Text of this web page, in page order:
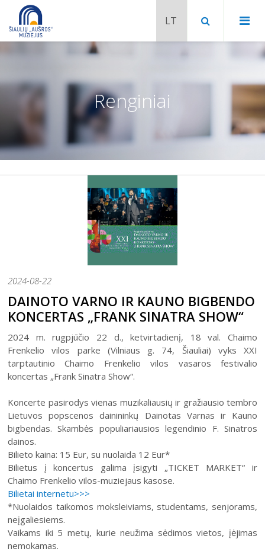
Chaimo Frenkelio vila-muziejus
Venclauskių namai-muziejus
Šiaulių istorijos muziejus
Dviračių muziejus
Radijo ir televizijos muziejus
Žaliūkių malūnininko sodyba-muziejus
Poeto Jovaro namas-muziejus
Šiaulių istorijos muziejaus ekspozicija
Venclauskių namų-muziejaus ekspozicija
Chaimo Frenkelio vilos-muziejaus
Žaliūkių malūnininko sodybos-muziejaus
Dviračių muziejaus ekspozicija
Radijo ir televizijos muziejaus ekspozicija
Kilnojamos parodos
Virtualiosios parodos
Parodų archyvas
Virtualios galerijos
Bilietų kainos
Padalinių darbo laikas
Kainoraštis
Mano ir mūsų istorija
Vaikams
Suaugusiesiems
Šiaulių m. sav. kultūros krepšelis
Kultūros pasas
Integruotos muziejinės pamokos
Rugpjūtis 2026
1
2
4
10
11 12 13 14 15
16
17
19
24
25 26 27 28 29
30
31
Renginiai
2024-08-22
DAINOTO VARNO IR KAUNO BIGBENDO
KONCERTAS „FRANK SINATRA SHOW“
2024 m. rugpjūčio 22 d., ketvirtadienį, 18 val. Chaimo
Frenkelio vilos parke (Vilniaus g. 74, Šiauliai) vyks XXI
tarptautinio Chaimo Frenkelio vilos vasaros festivalio
koncertas „Frank Sinatra Show“.
Koncerte pasirodys vienas muzikaliausių ir gražiausio tembro
Lietuvos popscenos dainininkų Dainotas Varnas ir Kauno
bigbendas. Skambės populiariausios legendinio F. Sinatros
dainos.
Bilieto kaina: 15 Eur, su nuolaida 12 Eur*
Bilietus į koncertus galima įsigyti „TICKET MARKET“ ir
Chaimo Frenkelio vilos-muziejaus kasose.
Bilietai internetu>>>
*Nuolaidos taikomos moksleiviams, studentams, senjorams,
neįgaliesiems.
Vaikams iki 5 metų, kurie neužima sėdimos vietos, įėjimas
nemokamas.